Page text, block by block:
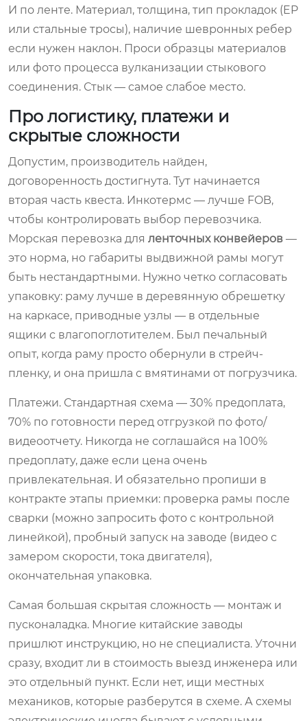
И по ленте. Материал, толщина, тип прокладок (EP
или стальные тросы), наличие шевронных ребер
если нужен наклон. Проси образцы материалов
или фото процесса вулканизации стыкового
соединения. Стык — самое слабое место.
Про логистику, платежи и
скрытые сложности
Допустим, производитель найден,
договоренность достигнута. Тут начинается
вторая часть квеста. Инкотермс — лучше FOB,
чтобы контролировать выбор перевозчика.
Морская перевозка для ленточных конвейеров —
это норма, но габариты выдвижной рамы могут
быть нестандартными. Нужно четко согласовать
упаковку: раму лучше в деревянную обрешетку
на каркасе, приводные узлы — в отдельные
ящики с влагопоглотителем. Был печальный
опыт, когда раму просто обернули в стрейч-
пленку, и она пришла с вмятинами от погрузчика.
Платежи. Стандартная схема — 30% предоплата,
70% по готовности перед отгрузкой по фото/
видеоотчету. Никогда не соглашайся на 100%
предоплату, даже если цена очень
привлекательная. И обязательно пропиши в
контракте этапы приемки: проверка рамы после
сварки (можно запросить фото с контрольной
линейкой), пробный запуск на заводе (видео с
замером скорости, тока двигателя),
окончательная упаковка.
Самая большая скрытая сложность — монтаж и
пусконаладка. Многие китайские заводы
пришлют инструкцию, но не специалиста. Уточни
сразу, входит ли в стоимость выезд инженера или
это отдельный пункт. Если нет, ищи местных
механиков, которые разберутся в схеме. А схемы